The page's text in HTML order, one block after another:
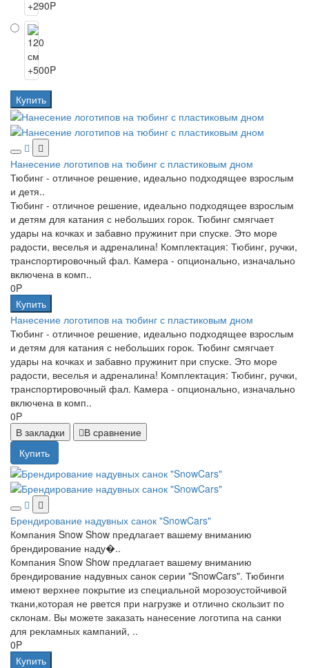
Купить
Нанесение логотипов на тюбинг с пластиковым дном
Тюбинг - отличное решение, идеально подходящее взрослым
и детя..
Тюбинг - отличное решение, идеально подходящее взрослым
и детям для катания с небольших горок. Тюбинг смягчает
удары на кочках и забавно пружинит при спуске. Это море
радости, веселья и адреналина! Комплектация: Тюбинг, ручки,
транспортировочный фал. Камера - опционально, изначально
включена в комп..
0P
Купить
Нанесение логотипов на тюбинг с пластиковым дном
Тюбинг - отличное решение, идеально подходящее взрослым
и детям для катания с небольших горок. Тюбинг смягчает
удары на кочках и забавно пружинит при спуске. Это море
радости, веселья и адреналина! Комплектация: Тюбинг, ручки,
транспортировочный фал. Камера - опционально, изначально
включена в комп..
0P
В закладки
В сравнение
Купить
Брендирование надувных санок "SnowCars"
Компания Snow Show предлагает вашему вниманию
брендирование наду�..
Компания Snow Show предлагает вашему вниманию
брендирование надувных санок серии "SnowCars". Тюбинги
имеют верхнее покрытие из специальной морозоустойчивой
ткани,которая не рвется при нагрузке и отлично скользит по
склонам. Вы можете заказать нанесение логотипа на санки
для рекламных кампаний, ..
0P
Купить